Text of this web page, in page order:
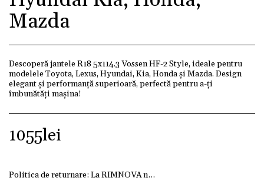
Mazda
Descoperă jantele R18 5x114.3 Vossen HF-2 Style, ideale pentru
modelele Toyota, Lexus, Hyundai, Kia, Honda și Mazda. Design
elegant și performanță superioară, perfectă pentru a-ți
îmbunătăți mașina!
1055lei
Politica de returnare: La RIMNOVA ne dorim ca fiecare